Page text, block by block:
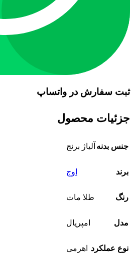
ثبت سفارش در واتساپ
جزئیات محصول
جنس بدنه آلیاژ برنج
برند اوج
رنگ طلا مات
مدل امپریال
نوع عملکرد اهرمی